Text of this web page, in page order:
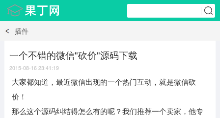
插件
一个不错的微信"砍价"源码下载
2015-08-16 23:41:19
大家都知道，最近微信出现的一个热门互动，就是微信砍
价！
那么这个源码纠结得怎么有的呢？我们推荐一个卖家，他专